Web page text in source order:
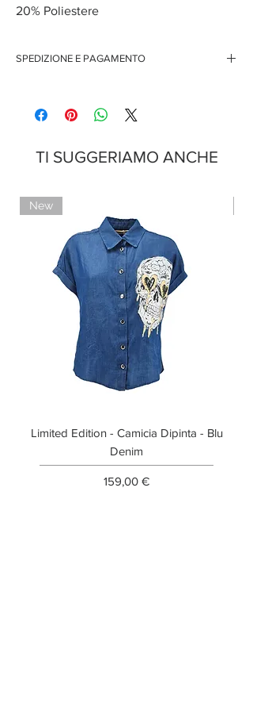
20% Poliestere
SPEDIZIONE E PAGAMENTO
Pagamento con PayPal
TI SUGGERIAMO ANCHE
New
Limited Edition - Camicia Dipinta - Blu
Denim
Prezzo
159,00 €